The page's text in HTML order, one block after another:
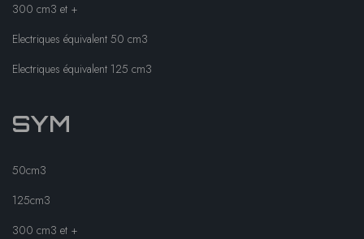
300 cm3 et +
Electriques équivalent 50 cm3
Electriques équivalent 125 cm3
SYM
50cm3
125cm3
300 cm3 et +